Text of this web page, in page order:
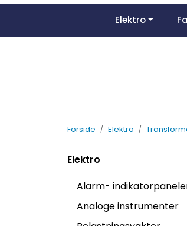
Skip to main content
Elektro
Forside Elektro
Elektro
Alarm-
Analoge instrumenter